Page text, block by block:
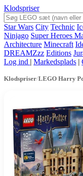
Klodspriser
Star Wars City Technic
Ninjago Super Heroes
Architecture Minecraft
DREAMZzz Editions
Log ind | Markedsplads |
Klodspriser/LEGO Harry